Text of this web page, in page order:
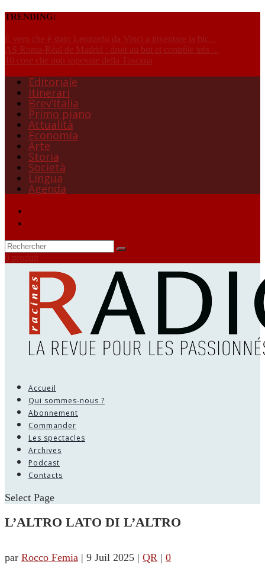
TRENDING:
È vero che è stato Leonardo da Vinci a inventare la bic...
AS Roma-Réal de Madrid : droit au but et contrôle très ...
10 cose che non sapevate della Toscana
Editoriale
Itinerari
Brev’Italia
Primo piano
Attualità
Economia
Arte
Storia
Società
Lingua
Agenda
0 produit
Accueil
Qui sommes-nous ?
Abonnement
Commander
Les spectacles
Archives
Podcast
Contacts
Select Page
L’ALTRO LATO DI L’ALTRO
par Rocco Femia | 9 Juil 2025 | QR | 0